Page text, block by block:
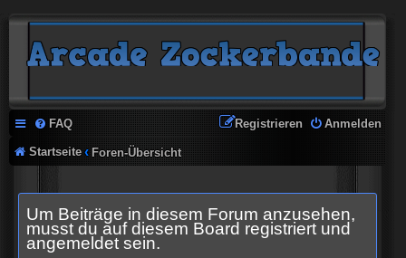
FAQ Anmelden
Registrieren
Startseite Foren-Übersicht
Um Beiträge in diesem Forum anzusehen,
musst du auf diesem Board registriert und
angemeldet sein.